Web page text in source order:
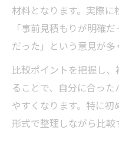
材料となります。実際
「事前見積もりが明確
だった」という意見が多
比較ポイントを把握し
ることで、自分に合っ
やすくなります。特に
形式で整理しながら比較